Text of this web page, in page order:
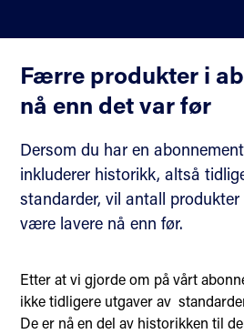
Færre produkter i
nå enn det var før
Dersom du har en
inkluderer historikk, altså
standarder, vil antall
være lavere nå enn før.
Etter at vi gjorde om på vårt
ikke tidligere utgaver av
De er nå en del av historikken til